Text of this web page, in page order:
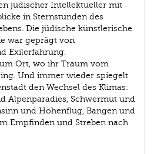
jüdischer Intellektueller mit
in Sternstunden des
Die jüdische künstlerische
war geprägt von
Exilerfahrung.
Ort, wo ihr Traum vom
Und immer wieder spiegelt
den Wechsel des Klimas:
Alpenparadies, Schwermut und
und Höhenflug, Bangen und
Empfinden und Streben nach